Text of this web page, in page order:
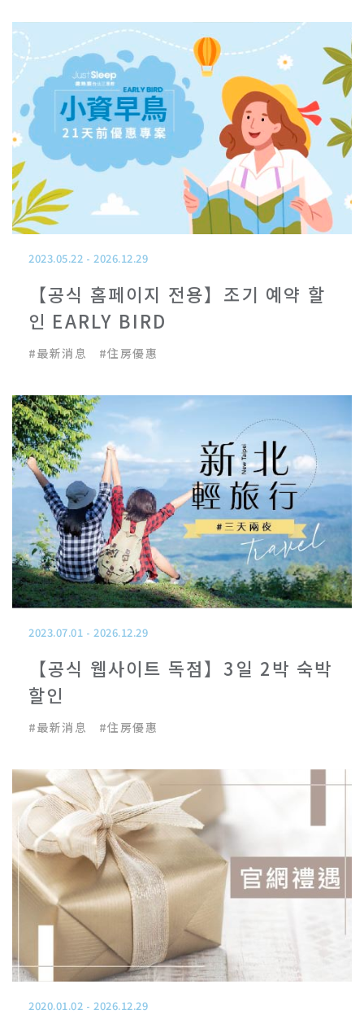
가오슝역 점
오사카 신사이바시는
2023.05.22 - 2026.12.29
【공식 홈페이지 전용】조기 예약 할
인 EARLY BIRD
#最新消息 #住房優惠
2023.07.01 - 2026.12.29
【공식 웹사이트 독점】3일 2박 숙박
할인
#最新消息 #住房優惠
2020.01.02 - 2026.12.29